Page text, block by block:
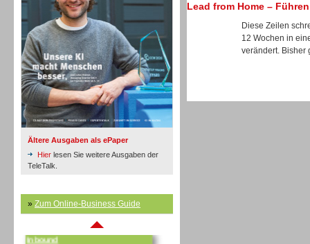
Ältere Ausgaben als ePaper
Hier lesen Sie weitere Ausgaben der
TeleTalk.
» Zum Online-Business Guide
Inbound
Inbound
Lead from Home –
Diese Zeilen
12 Wochen in
verändert. Bisher